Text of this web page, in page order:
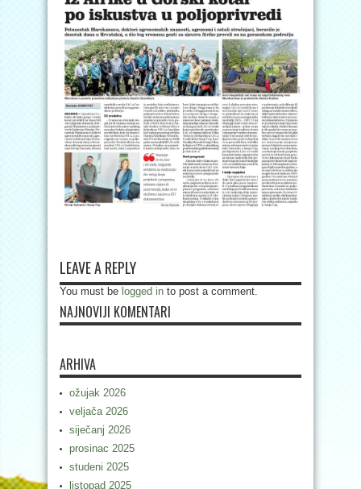
LEAVE A REPLY
You must be logged in to post a comment.
NAJNOVIJI KOMENTARI
ARHIVA
ožujak 2026
veljača 2026
siječanj 2026
prosinac 2025
studeni 2025
listopad 2025